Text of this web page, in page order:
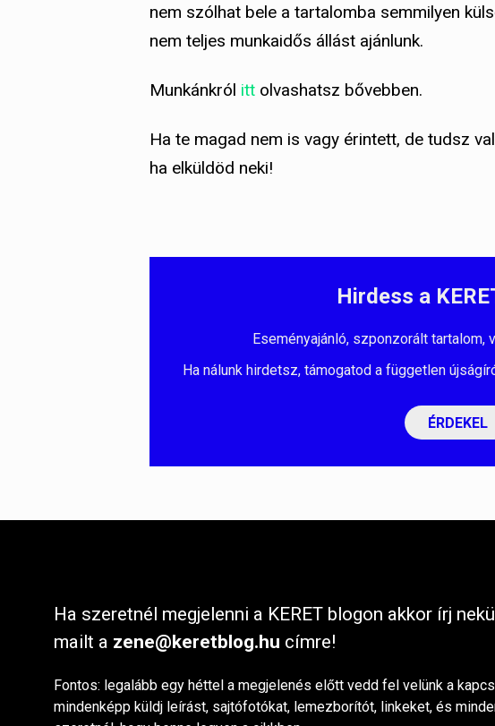
nem szólhat bele a tartalomba semmilyen
nem teljes munkaidős állást ajánlunk.
Munkánkról itt olvashatsz bővebben.
Ha te magad nem is vagy érintett, de tudsz
ha elküldöd neki!
Hirdess a
Eseményajánló, szponzorált tartalom,
Ha nálunk hirdetsz, támogatod a független
ÉRDEKEL
Ha szeretnél megjelenni a KERET blogon akkor írj
mailt a zene@keretblog.hu címre!
Fontos: legalább egy héttel a megjelenés előtt vedd fel velünk a
mindenképp küldj leírást, sajtófotókat, lemezborítót, linkeket, és